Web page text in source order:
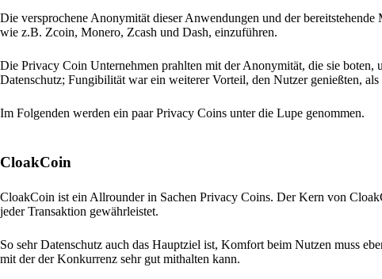
Die versprochene Anonymität dieser Anwendungen und der
wie z.B. Zcoin, Monero, Zcash und Dash, einzuführen.
Die Privacy Coin Unternehmen prahlten mit der Anonymität, die sie
Datenschutz; Fungibilität war ein weiterer Vorteil, den Nutzer genießten,
Im Folgenden werden ein paar Privacy Coins unter die Lupe genommen.
CloakCoin
CloakCoin ist ein Allrounder in Sachen Privacy Coins. Der Kern von
jeder Transaktion gewährleistet.
So sehr Datenschutz auch das Hauptziel ist, Komfort beim Nutzen muss
mit der der Konkurrenz sehr gut mithalten kann.